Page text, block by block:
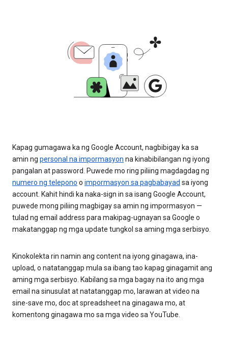
Kapag gumagawa ka ng Google Account, nagbibigay ka sa
amin ng personal na impormasyon na kinabibilangan ng iyong
pangalan at password. Puwede mo ring piliing magdagdag ng
numero ng telepono o impormasyon sa pagbabayad sa iyong
account. Kahit hindi ka naka-sign in sa isang Google Account,
puwede mong piliing magbigay sa amin ng impormasyon —
tulad ng email address para makipag-ugnayan sa Google o
makatanggap ng mga update tungkol sa aming mga serbisyo.
Kinokolekta rin namin ang content na iyong ginagawa, ina-
upload, o natatanggap mula sa ibang tao kapag ginagamit ang
aming mga serbisyo. Kabilang sa mga bagay na ito ang mga
email na sinusulat at natatanggap mo, larawan at video na
sine-save mo, doc at spreadsheet na ginagawa mo, at
komentong ginagawa mo sa mga video sa YouTube.